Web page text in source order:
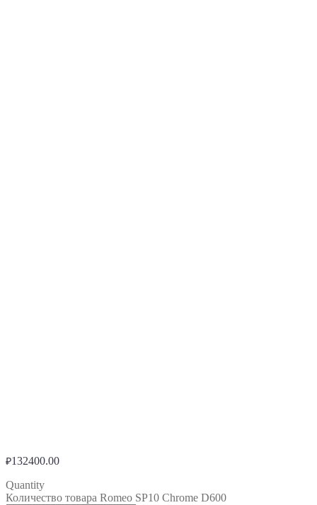
₽132400.00
Quantity
Количество товара Romeo SP10 Chrome D600